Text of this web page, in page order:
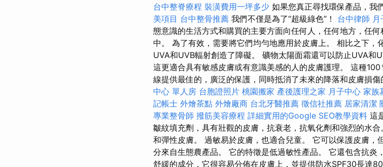
台中整脊療程 裝潢費用一坪多少 如果您真正尋找環保產品，我
美項目 台中整骨推薦 我們不僅是為了“超級綠色”！ 台中律師
態意識的生活方式和購買的主要方面向任何人，任何地方，任
中。 為了有效，需要將它們均勻地應用於皮膚上。 相比之下，
UVA和UVB輻射創造了障礙。 礦物太陽面霜還可以防止UVA和
這更適合具有敏感皮膚或有意識美感的人的皮膚護理。 這種
線提供最佳的，廣泛的保護，同時抵消了未來的降落和皮膚損
中心 單人房 台胞證照片 桃園搬家 產後護理之家 月子中心 家族
記帳士 外燴茶點 外燴廠商 台北牙醫推薦 徵信社推薦 居家清潔
專業整骨師 撥筋美容療程 詳細實用的Google SEO教學資料 這
皺紋填充劑，具有壯觀的皮膚，抗衰老，抗氧化劑和強烈的水
和彈性皮膚。 過敏易於皮膚，也適合兒童。 它可以保護皮膚
分來自生態農產品。 它的特徵是低過敏性產品。 它還包含抗炎
舒緩的成分，它很容易分佈在皮膚上，並提供防水SPF30長達80